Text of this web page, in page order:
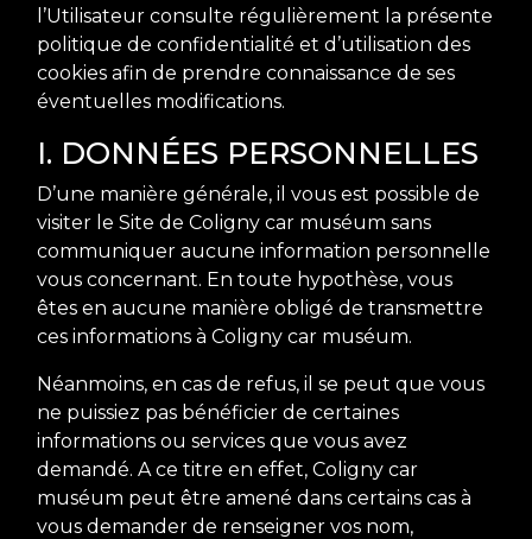
l’Utilisateur consulte régulièrement la présente
politique de confidentialité et d’utilisation des
cookies afin de prendre connaissance de ses
éventuelles modifications.
I. DONNÉES PERSONNELLES
D’une manière générale, il vous est possible de
visiter le Site de Coligny car muséum sans
communiquer aucune information personnelle
vous concernant. En toute hypothèse, vous
êtes en aucune manière obligé de transmettre
ces informations à Coligny car muséum.
Néanmoins, en cas de refus, il se peut que vous
ne puissiez pas bénéficier de certaines
informations ou services que vous avez
demandé. A ce titre en effet, Coligny car
muséum peut être amené dans certains cas à
vous demander de renseigner vos nom,